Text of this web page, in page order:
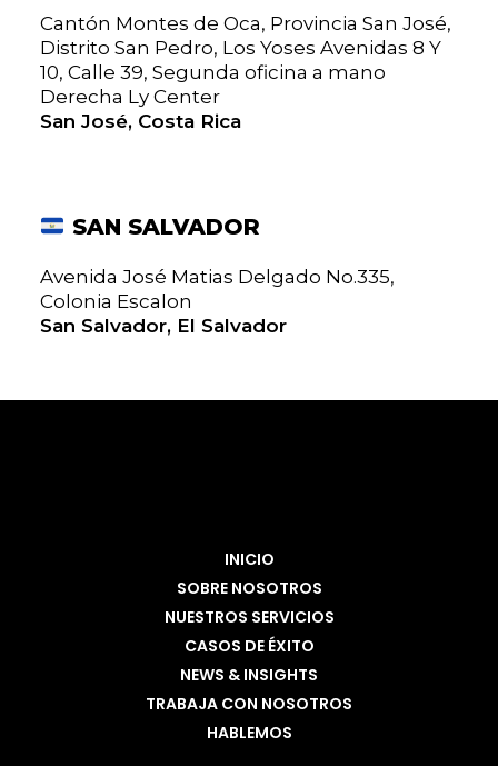
Cantón Montes de Oca, Provincia San José,
Distrito San Pedro, Los Yoses Avenidas 8 Y
10, Calle 39, Segunda oficina a mano
Derecha Ly Center
San José, Costa Rica
SAN SALVADOR
Avenida José Matias Delgado No.335,
Colonia Escalon
San Salvador, El Salvador
INICIO
SOBRE NOSOTROS
NUESTROS SERVICIOS
CASOS DE ÉXITO
NEWS & INSIGHTS
TRABAJA CON NOSOTROS
HABLEMOS